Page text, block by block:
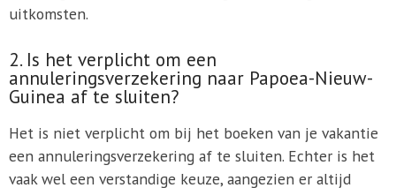
uitkomsten.
2. Is het verplicht om een
annuleringsverzekering naar Papoea-Nieuw-
Guinea af te sluiten?
Het is niet verplicht om bij het boeken van je vakantie
een annuleringsverzekering af te sluiten. Echter is het
vaak wel een verstandige keuze, aangezien er altijd